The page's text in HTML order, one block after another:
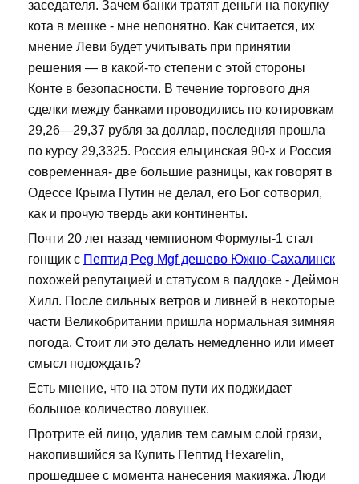
заседателя. Зачем банки тратят деньги на покупку
кота в мешке - мне непонятно. Как считается, их
мнение Леви будет учитывать при принятии
решения — в какой-то степени с этой стороны
Конте в безопасности. В течение торгового дня
сделки между банками проводились по котировкам
29,26—29,37 рубля за доллар, последняя прошла
по курсу 29,3325. Россия ельцинская 90-х и Россия
современная- две большие разницы, как говорят в
Одессе Крыма Путин не делал, его Бог сотворил,
как и прочую твердь аки континенты.
Почти 20 лет назад чемпионом Формулы-1 стал
гонщик с Пептид Peg Mgf дешево Южно-Сахалинск
похожей репутацией и статусом в паддоке - Деймон
Хилл. После сильных ветров и ливней в некоторые
части Великобритании пришла нормальная зимняя
погода. Стоит ли это делать немедленно или имеет
смысл подождать?
Есть мнение, что на этом пути их поджидает
большое количество ловушек.
Протрите ей лицо, удалив тем самым слой грязи,
накопившийся за Купить Пептид Hexarelin,
прошедшее с момента нанесения макияжа. Люди